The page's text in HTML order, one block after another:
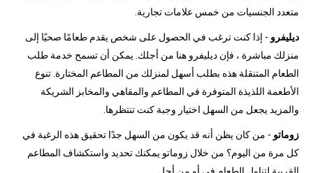
متعدد الجنسيات من خمس علامات تجارية.
ديليفرو - إذا كنت ترغب في الحصول على شخص يقدم طعامًا صحيًا إلى
منزلك مباشرة ، فإن ديليفرو هنا من أجلك. يمكن أن تسمح خدمة طلب
الطعام المتنقلة هذه بطلب أسهل لمنزلك من المطاعم المختارة. تنوع
الأطعمة اللذيذة المتوفرة في المطاعم والمقاهي والمخابز الشريكة
والمزيد يجعل من السهل اختيار وجبة كنت تنتظرها.
زوماتو - من كان يظن أنه قد يكون من السهل جدًا تحقيق هذه الرغبة في
كل مرة من اليوم؟ من خلال زوماتو يمكنك تحديد واستكشاف المطاعم